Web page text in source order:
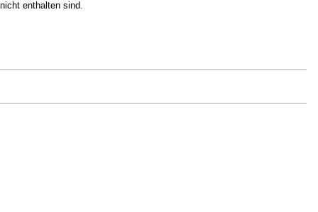
enthalten sind.